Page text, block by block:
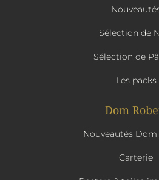
Sélection de
Sélection de
Les packs
Dom
Nouveautés
Carterie